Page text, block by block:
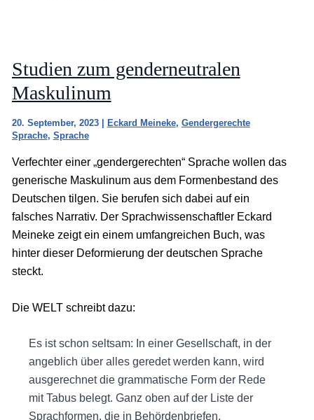
Studien zum genderneutralen
Maskulinum
20. September, 2023 Eckard Meineke, Gendergerechte
Sprache, Sprache
Verfechter einer „gendergerechten“ Sprache wollen das
generische Maskulinum aus dem Formenbestand des
Deutschen tilgen. Sie berufen sich dabei auf ein
falsches Narrativ. Der Sprachwissenschaftler Eckard
Meineke zeigt ein einem umfangreichen Buch, was
hinter dieser Deformierung der deutschen Sprache
steckt.
Die WELT schreibt dazu:
Es ist schon seltsam: In einer Gesellschaft, in der
angeblich über alles geredet werden kann, wird
ausgerechnet die grammatische Form der Rede
mit Tabus belegt. Ganz oben auf der Liste der
Sprachformen, die in Behördenbriefen,